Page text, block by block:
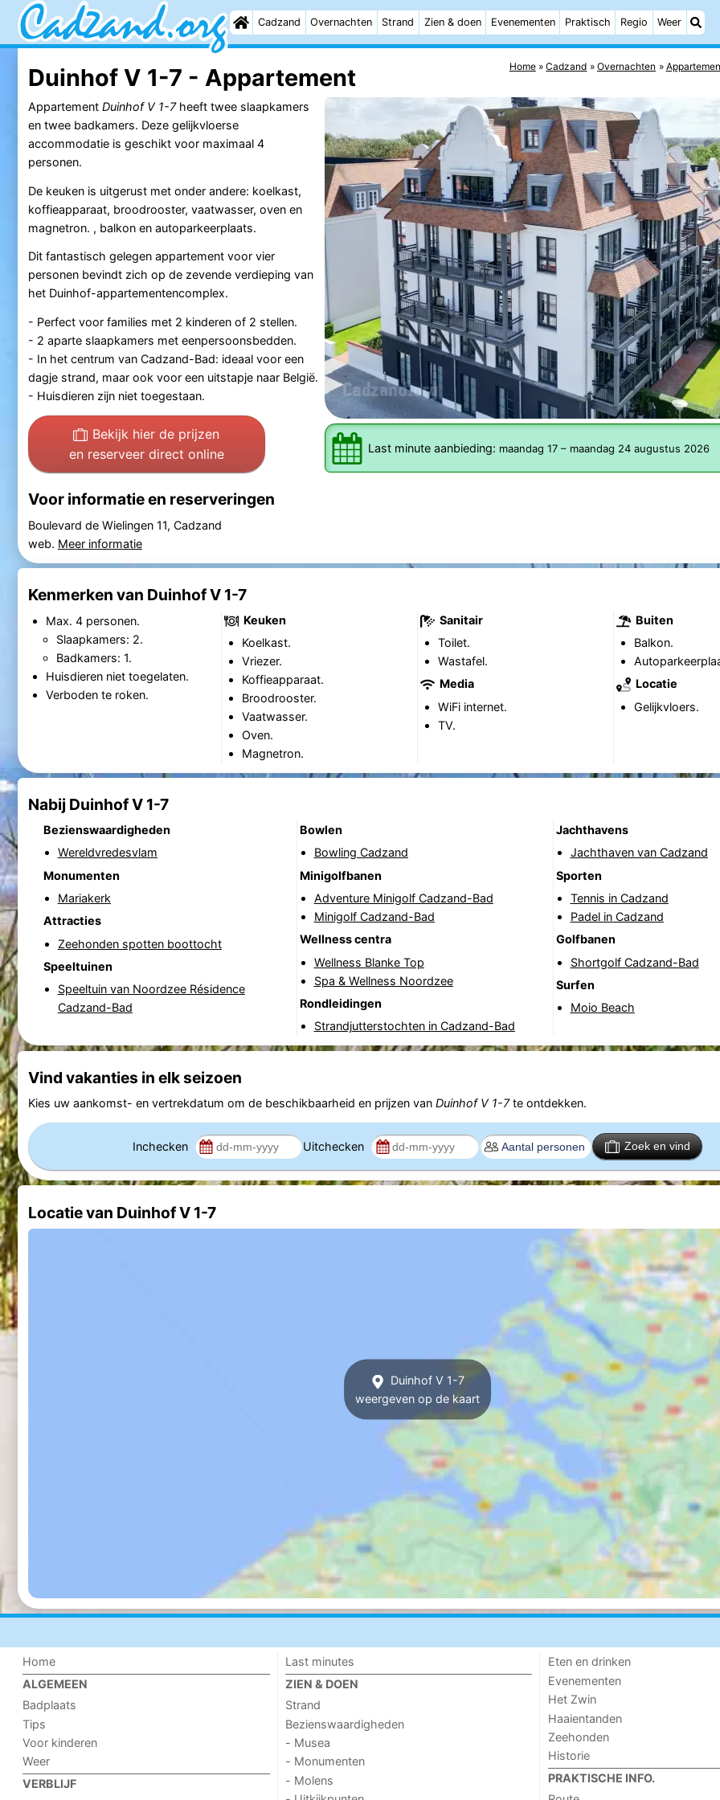
Cadzand Overnachten Strand Zien & doen Evenementen Praktisch Regio Weer
Home Cadzand Overnachten
Duinhof V 1-7 - Appartement
Last minute aanbieding: maandag 17– maandag 24 augustus 2026
Appartement Duinhof V 1-7heeft twee slaapkamers
en twee badkamers. Deze gelijkvloerse
accommodatie is geschikt voor maximaal 4
personen.
De keuken is uitgerust met onder andere: koelkast,
koffieapparaat, broodrooster, vaatwasser, oven en
magnetron. , balkon en autoparkeerplaats.
Dit fantastisch gelegen appartement voor vier
personen bevindt zich op de zevende verdieping van
het Duinhof-appartementencomplex.
- Perfect voor families met 2 kinderen of 2 stellen.
- 2 aparte slaapkamers met eenpersoonsbedden.
- In het centrum van Cadzand-Bad: ideaal voor een
dagje strand, maar ook voor een uitstapje naar België.
- Huisdieren zijn niet toegestaan.
Bekijk hier de prijzen
en reserveer direct online
Voor informatie en reserveringen
Boulevard de Wielingen 11, Cadzand
web. Meer informatie
Kenmerken van Duinhof V 1-7
Max. 4 personen.
Slaapkamers: 2.
Badkamers: 1.
Huisdieren niet toegelaten.
Verboden te roken.
Keuken
Koelkast.
Vriezer.
Koffieapparaat.
Broodrooster.
Vaatwasser.
Oven.
Magnetron.
Sanitair
Toilet.
Wastafel.
Media
WiFi internet.
TV.
Buiten
Balkon.
Locatie
Gelijkvloers.
Nabij Duinhof V 1-7
Bezienswaardigheden
Wereldvredesvlam
Monumenten
Mariakerk
Attracties
Zeehonden spotten boottocht
Speeltuinen
Speeltuin van Noordzee Résidence
Cadzand-Bad
Bowlen
Bowling Cadzand
Minigolfbanen
Adventure Minigolf Cadzand-Bad
Minigolf Cadzand-Bad
Wellness centra
Wellness Blanke Top
Spa & Wellness Noordzee
Rondleidingen
Strandjutterstochten in Cadzand-Bad
Jachthavens
Jachthaven van Cadzand
Sporten
Tennis in Cadzand
Padel in Cadzand
Golfbanen
Shortgolf Cadzand-Bad
Surfen
Moio Beach
Vind vakanties in elk seizoen
Kies uw aankomst- en vertrekdatum om de beschikbaarheid en prijzen van Duinhof V 1-7te ontdekken.
Inchecken Uitchecken Zoek en vind
Locatie van Duinhof V 1-7
Duinhof V 1-7
weergeven op de kaart
Home
ALGEMEEN
Badplaats
Tips
Voor kinderen
Weer
VERBLIJF
Last minutes
ZIEN & DOEN
Strand
Bezienswaardigheden
- Musea
- Monumenten
- Molens
Eten en drinken
Evenementen
Het Zwin
Haaientanden
Zeehonden
Historie
PRAKTISCHE INFO.